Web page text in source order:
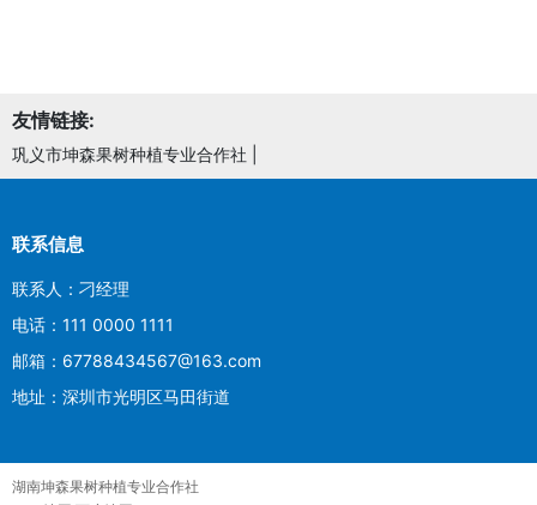
友情链接:
巩义市坤森果树种植专业合作社
联系信息
联系人：刁经理
电话：111 0000 1111
邮箱：67788434567@163.com
地址：深圳市光明区马田街道
湖南坤森果树种植专业合作社